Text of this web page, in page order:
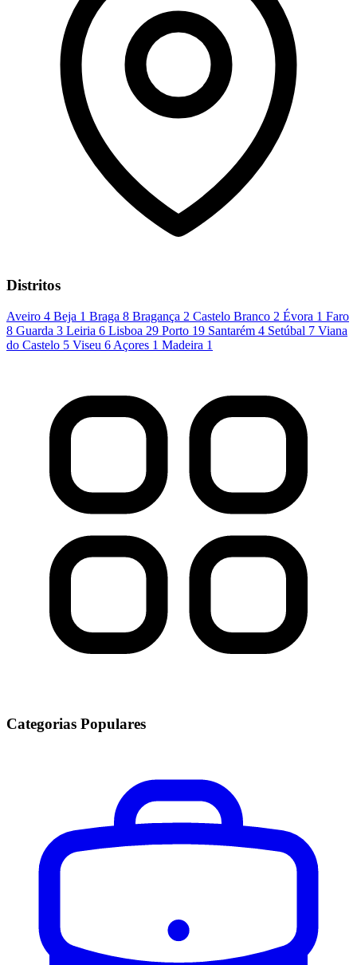
Distritos
Aveiro 4 Beja 1 Braga 8 Bragança 2 Castelo Branco 2 Évora 1 Faro
8 Guarda 3 Leiria 6 Lisboa 29 Porto 19 Santarém 4 Setúbal 7 Viana
do Castelo 5 Viseu 6 Açores 1 Madeira 1
Categorias Populares